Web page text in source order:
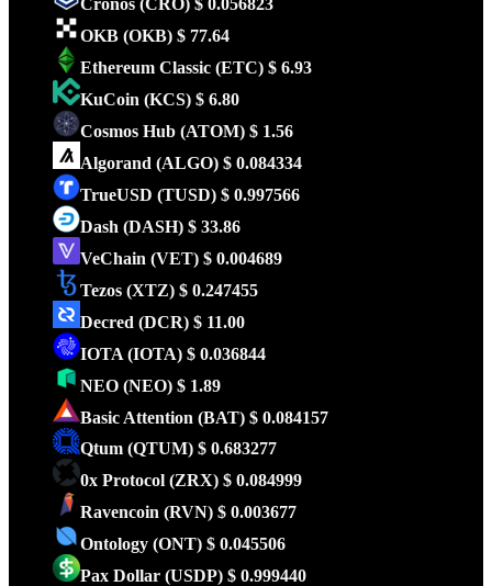
Cronos (CRO) $ 0.056823
OKB (OKB) $ 77.64
Ethereum Classic (ETC) $ 6.93
KuCoin (KCS) $ 6.80
Cosmos Hub (ATOM) $ 1.56
Algorand (ALGO) $ 0.084334
TrueUSD (TUSD) $ 0.997566
Dash (DASH) $ 33.86
VeChain (VET) $ 0.004689
Tezos (XTZ) $ 0.247455
Decred (DCR) $ 11.00
IOTA (IOTA) $ 0.036844
NEO (NEO) $ 1.89
Basic Attention (BAT) $ 0.084157
Qtum (QTUM) $ 0.683277
0x Protocol (ZRX) $ 0.084999
Ravencoin (RVN) $ 0.003677
Ontology (ONT) $ 0.045506
Pax Dollar (USDP) $ 0.999440